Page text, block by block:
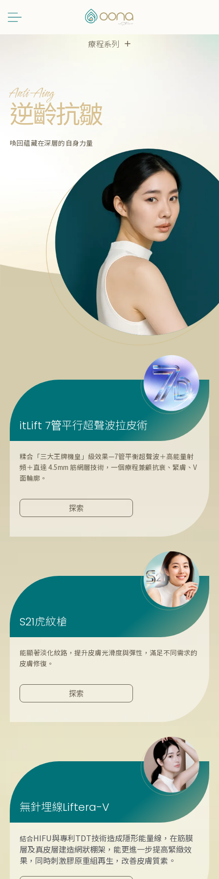
Main
Menu
療程系列
Anti-Aing
逆齡抗皺
喚回蘊藏在深層的自身力量
itLift 7管平行超聲波拉皮術
糅合「三大王牌機皇」級效果—7管平衡超聲波＋高能量射
頻＋直達 4.5mm 筋網層技術，一個療程兼顧抗衰、緊膚、V
面輪廓。
探索
S21虎紋槍
能顯著淡化紋路，提升皮膚光滑度與彈性，滿足不同需求的
皮膚修復。
探索
無針埋線Liftera-V
結合HIFU與專利TDT技術造成隱形能量線 ， 在筋膜
層及真皮層建造網狀棚架，能更進一步提高緊緻效
果，同時刺激膠原重組再生，改善皮膚質素。